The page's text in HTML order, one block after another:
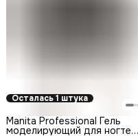
Осталась 1 штука
Manita Professional Гель
моделирующий для ногтей